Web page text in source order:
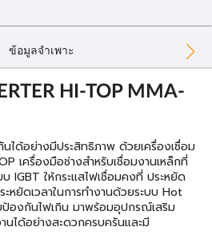
ข้อมูลจำเพาะ
HI-TOP MMA-
ได้อย่างมีประสิทธิภาพ ด้วยเครื่องเชื่อม
เครื่องมือช่างสำหรับเชื่อมงานเหล็กที่
IGBT ให้กระแสไฟเชื่อมคงที่ ประหยัด
ยัดเวลาในการทำงานด้วยระบบ Hot
องกันไฟเกิน มาพร้อมอุปกรณ์เสริม
ได้อย่างสะดวกครบครันและมี